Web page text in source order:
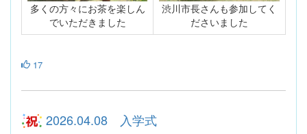
多くの方々にお茶を楽しん
でいただきました
渋川市長さんも参加してく
ださいました
17
2026.04.08 入学式